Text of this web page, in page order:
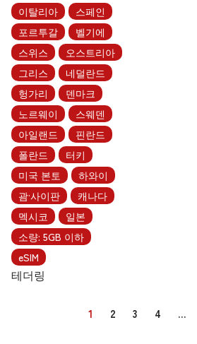
이탈리아
스페인
포르투갈
벨기에
스위스
오스트리아
그리스
네덜란드
헝가리
덴마크
노르웨이
스웨덴
아일랜드
핀란드
폴란드
터키
미국 본토
하와이
괌·사이판
캐나다
멕시코
일본
소량: 5GB 이하
eSIM
테더링
1 2 3 4 …